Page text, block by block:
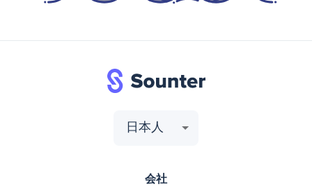
日本人
会社